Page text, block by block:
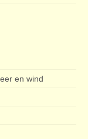
en wind